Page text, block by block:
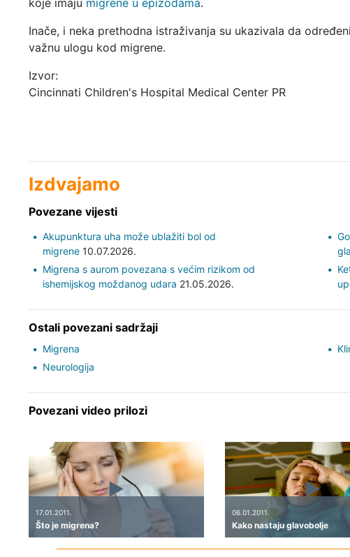
Inače, i neka prethodna istraživanja su ukazivala da
važnu ulogu kod migrene.
Izvor:
Cincinnati Children's Hospital Medical Center PR
Izdvajamo
Povezane vijesti
Akupunktura uha može ublažiti bol od
migrene10.07.2026.
Migrena s aurom povezana s većim rizikom od
ishemijskog moždanog udara 21.05.2026.
Ostali povezani sadržaji
Migrena
Neurologija
Povezani video prilozi
17.01.2011.
Što je migrena?
06.01.2011.
Kako nastaju glavobolje